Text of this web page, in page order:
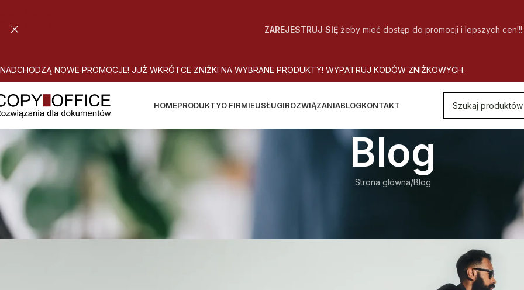
Skip to main content
ZAREJESTRUJ SIĘżeby mieć dostęp do promocji i lepszych cen!!!
NADCHODZĄ NOWE PROMOCJE! JUŻ WKRÓTCE ZNIŻKI NA WYBRANE PRODUKTY! WYPATRUJ KODÓW ZNIŻKOWYCH.
HOMEPRODUKTYO FIRMIEUSŁUGIROZWIĄZANIABLOGKONTAKT
Blog
Strona główna Blog
Zadaniowiec czy kawosz-gawędziarz – jakim typem